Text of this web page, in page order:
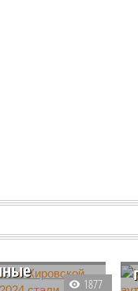
на
1877